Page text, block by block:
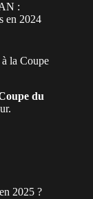
:
en 2024
la Coupe
du
2025 ?